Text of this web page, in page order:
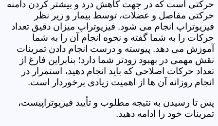
حرکتی است که در جهت کاهش درد و بیشتر کردن دامنه
حرکتی مفاصل و عضلات، توسط بیمار و زیر نظر
فیزیوتراپ انجام می شود. فیزیوتراپ میزان دقیق تعداد
حرکات را به شما گفته و نحوه انجام آن را به شما
آموزش می دهد. پیوسته و درست انجام دادن تمرینات
نقش مهمی در بهبود زودتر شما دارد؛ بنابراین فارغ از
تعداد حرکات اصلاحی که باید انجام دهید، استمرار در
انجام روزانه آن ها از اهمیت زیادی برخوردار است.
پس تا رسیدن به نتیجه مطلوب و تأیید فیزیوتراپیست،
تمرینات خود را ادامه دهید.